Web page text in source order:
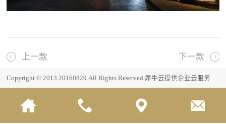
上一款 下一款
Copyright © 2013 20160829.All Rights Reserved 犀牛云提供企业云服务